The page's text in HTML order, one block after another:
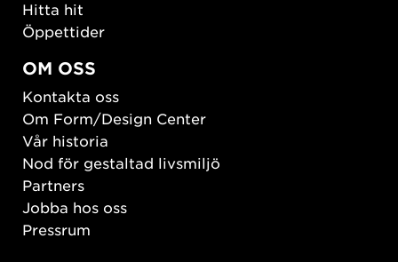
Hitta hit
Öppettider
OM OSS
Kontakta oss
Om Form/Design Center
Vår historia
Nod för gestaltad livsmiljö
Partners
Jobba hos oss
Pressrum